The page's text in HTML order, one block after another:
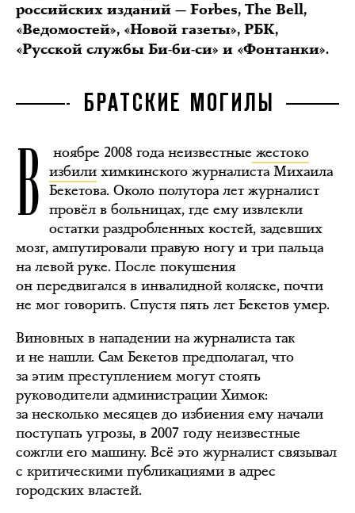
российских изданий — Forbes, The Bell,
«Ведомостей», «Новой газеты», РБК,
«Русской службы Би-би-си» и «Фонтанки».
БРАТСКИЕ МОГИЛЫ
В ноябре 2008 года неизвестные жестоко
избили химкинского журналиста Михаила
Бекетова. Около полутора лет журналист
провёл в больницах, где ему извлекли
остатки раздробленных костей, задевших
мозг, ампутировали правую ногу и три пальца
на левой руке. После покушения
он передвигался в инвалидной коляске, почти
не мог говорить. Спустя пять лет Бекетов умер.
Виновных в нападении на журналиста так
и не нашли. Сам Бекетов предполагал, что
за этим преступлением могут стоять
руководители администрации Химок:
за несколько месяцев до избиения ему начали
поступать угрозы, в 2007 году неизвестные
сожгли его машину. Всё это журналист связывал
с критическими публикациями в адрес
городских властей.